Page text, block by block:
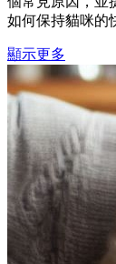
如何保持貓咪的
顯示更多